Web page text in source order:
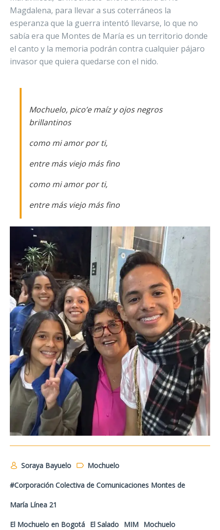
Magdalena, para llevar a sus coterráneos la
esperanza que la guerra intentó llevarse, lo que no
sabía era que Montes de María es un territorio donde
el canto y la memoria podrán contra cualquier pájaro
invasor que quiera quedarse con el nido.
Mochuelo, pico’e maíz y ojos negros
brillantinos
como mi amor por ti,
entre más viejo más fino
como mi amor por ti,
entre más viejo más fino
Soraya Bayuelo Mochuelo
#Corporación Colectiva de Comunicaciones Montes de
María Línea 21
El Mochuelo en Bogotá El Salado MIM Mochuelo